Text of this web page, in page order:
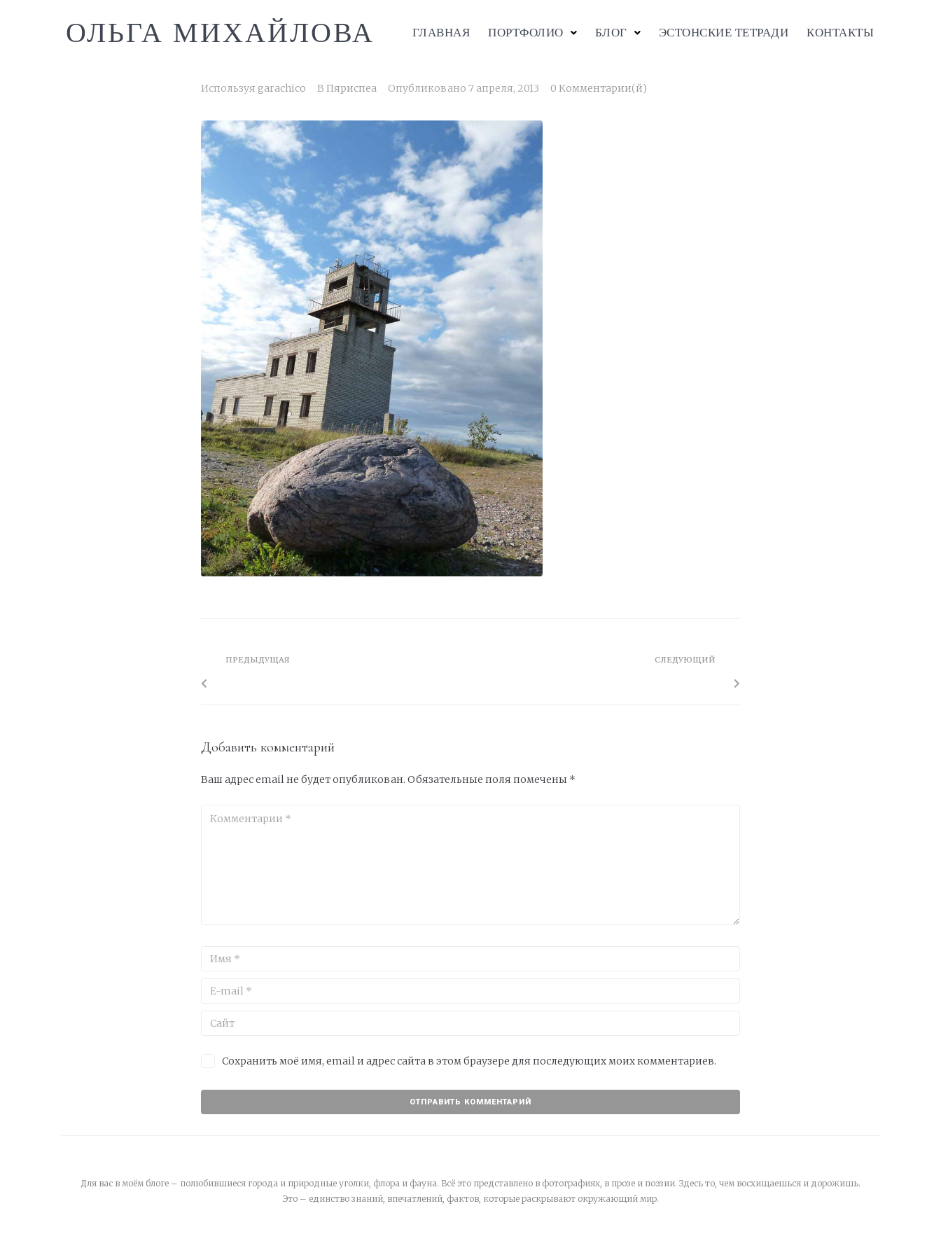
ОЛЬГА МИХАЙЛОВА ГЛАВНАЯ ПОРТФОЛИО БЛОГ ЭСТОНСКИЕ ТЕТРАДИ КОНТАКТЫ
Используя garachico В Пяриспеа Опубликовано 7 апреля, 2013 0 Комментарии(й)
ПРЕДЫДУЩАЯ СЛЕДУЮЩИЙ
Добавить комментарий
Ваш адрес email не будет опубликован. Обязательные поля помечены *
Сохранить моё имя, email и адрес сайта в этом браузере для последующих моих комментариев.
Для вас в моём блоге – полюбившиеся города и природные уголки, флора и фауна. Всё это представлено в фотографиях, в прозе и поэзии. Здесь то, чем восхищаешься и дорожишь.
Это – единство знаний, впечатлений, фактов, которые раскрывают окружающий мир.